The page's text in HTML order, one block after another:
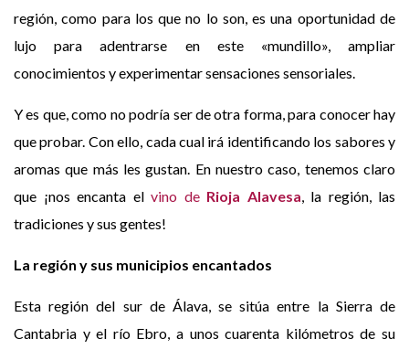
región, como para los que no lo son, es una oportunidad de
lujo para adentrarse en este «mundillo», ampliar
conocimientos y experimentar sensaciones sensoriales.
Y es que, como no podría ser de otra forma, para conocer hay
que probar. Con ello, cada cual irá identificando los sabores y
aromas que más les gustan. En nuestro caso, tenemos claro
que ¡nos encanta el vino de Rioja Alavesa, la región, las
tradiciones y sus gentes!
La región y sus municipios encantados
Esta región del sur de Álava, se sitúa entre la Sierra de
Cantabria y el río Ebro, a unos cuarenta kilómetros de su